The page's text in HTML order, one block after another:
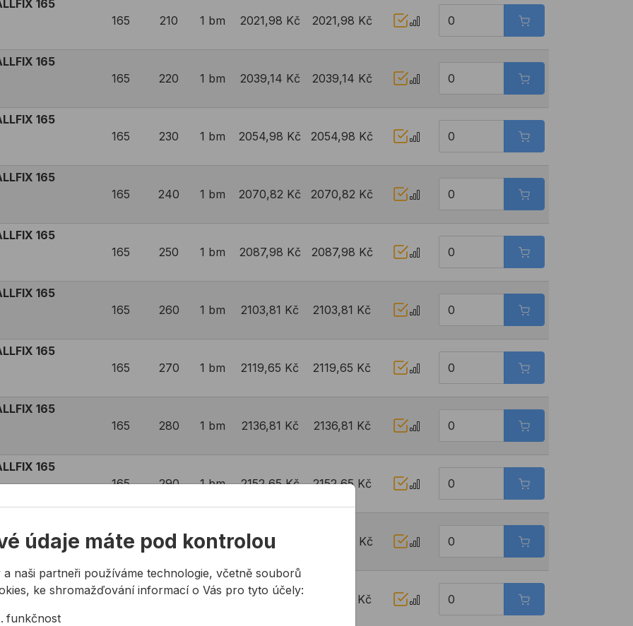
165
165 210 1 bm 2021,98 Kč 2021,98 Kč
165
165 220 1 bm 2039,14 Kč 2039,14 Kč
165
165 230 1 bm 2054,98 Kč 2054,98 Kč
165
165 240 1 bm 2070,82 Kč 2070,82 Kč
165
165 250 1 bm 2087,98 Kč 2087,98 Kč
165
165 260 1 bm 2103,81 Kč 2103,81 Kč
165
165 270 1 bm 2119,65 Kč 2119,65 Kč
165
165 280 1 bm 2136,81 Kč 2136,81 Kč
165
165 290 1 bm 2152,65 Kč 2152,65 Kč
165
165 300 1 bm 2168,49 Kč 2168,49 Kč
165
165 310 1 bm 2185,65 Kč 2185,65 Kč
údaje máte pod kontrolou
a naši partneři používáme technologie, včetně souborů
ke shromažďování informací o Vás pro tyto účely:
funkčnost